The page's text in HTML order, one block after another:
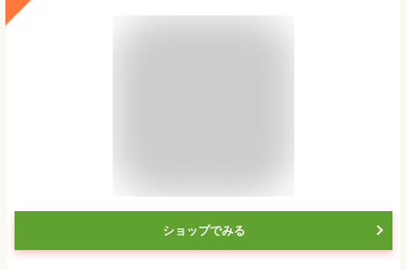
ショップでみる